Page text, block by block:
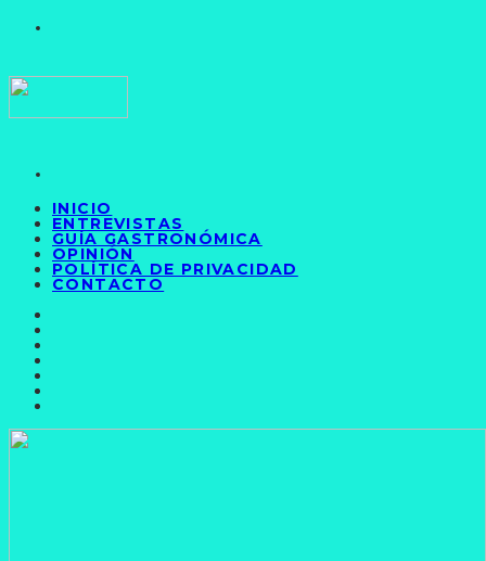
INICIO
ENTREVISTAS
GUÍA GASTRONÓMICA
OPINIÓN
POLÍTICA DE PRIVACIDAD
CONTACTO